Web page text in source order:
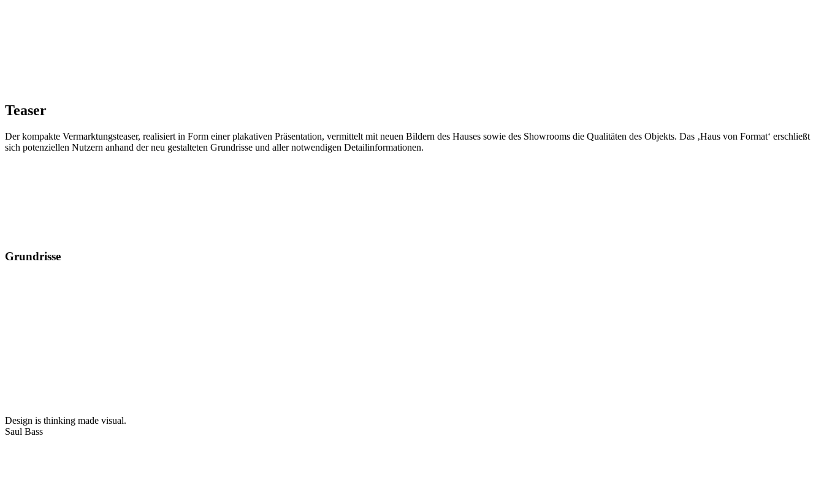
Teaser
Der kompakte Vermarktungsteaser, realisiert in Form einer plakativen Präsentation, vermittelt mit neuen Bildern des Hauses sowie des Showrooms die Qualitäten des Objekts. Das ‚Haus von Format‘ erschließt
sich potenziellen Nutzern anhand der neu gestalteten Grundrisse und aller notwendigen Detailinformationen.
Grundrisse
Design is thinking made visual.
Saul Bass